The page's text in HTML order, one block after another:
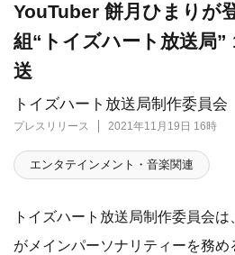
トイズハート放送局制作委員会
プレスリリース 2021年11月19日 16時
YouTuber 餅月ひまりが
組“トイズハート放送局”
送
エンタテインメント・音楽関連
トイズハート放送局制作委員会
がメインパーソナリティーを務